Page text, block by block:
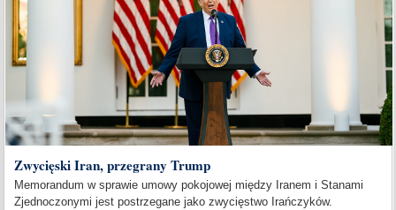
Zwycięski Iran, przegrany Trump
Memorandum w sprawie umowy pokojowej między Iranem i Stanami
Zjednoczonymi jest postrzegane jako zwycięstwo Irańczyków.